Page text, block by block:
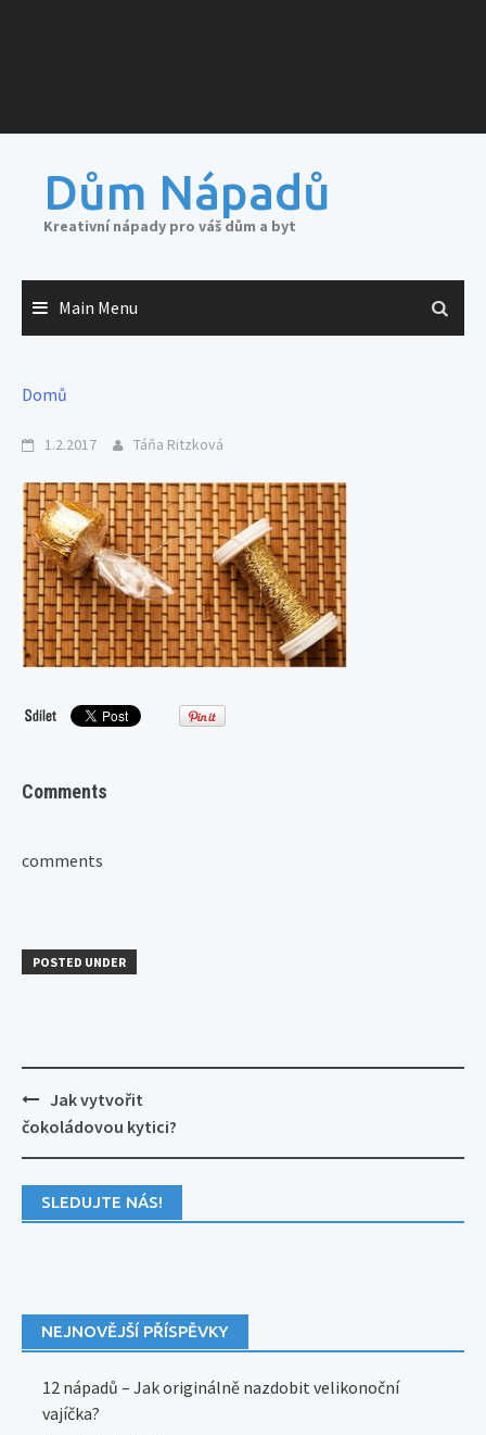
Dům Nápadů
Kreativní nápady pro váš dům a byt
Main Menu
Domů
1.2.2017 Táňa Ritzková
Comments
comments
POSTED UNDER
Post
navigation
Jak vytvořit
čokoládovou kytici?
SLEDUJTE NÁS!
NEJNOVĚJŠÍ PŘÍSPĚVKY
12 nápadů – Jak originálně nazdobit velikonoční
vajíčka?